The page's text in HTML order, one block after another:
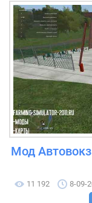
Мод
11 192 8-09-